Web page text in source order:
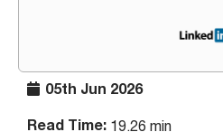
05th Jun 2026
Read Time: 19.26 min